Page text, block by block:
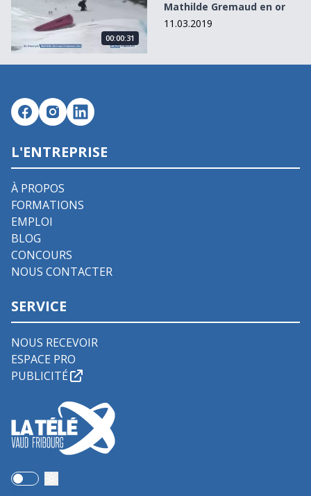
00:00:31
Mathilde Gremaud en or
11.03.2019
L'ENTREPRISE
À PROPOS
FORMATIONS
EMPLOI
BLOG
CONCOURS
NOUS CONTACTER
SERVICE
NOUS RECEVOIR
ESPACE PRO
PUBLICITÉ
Use setting